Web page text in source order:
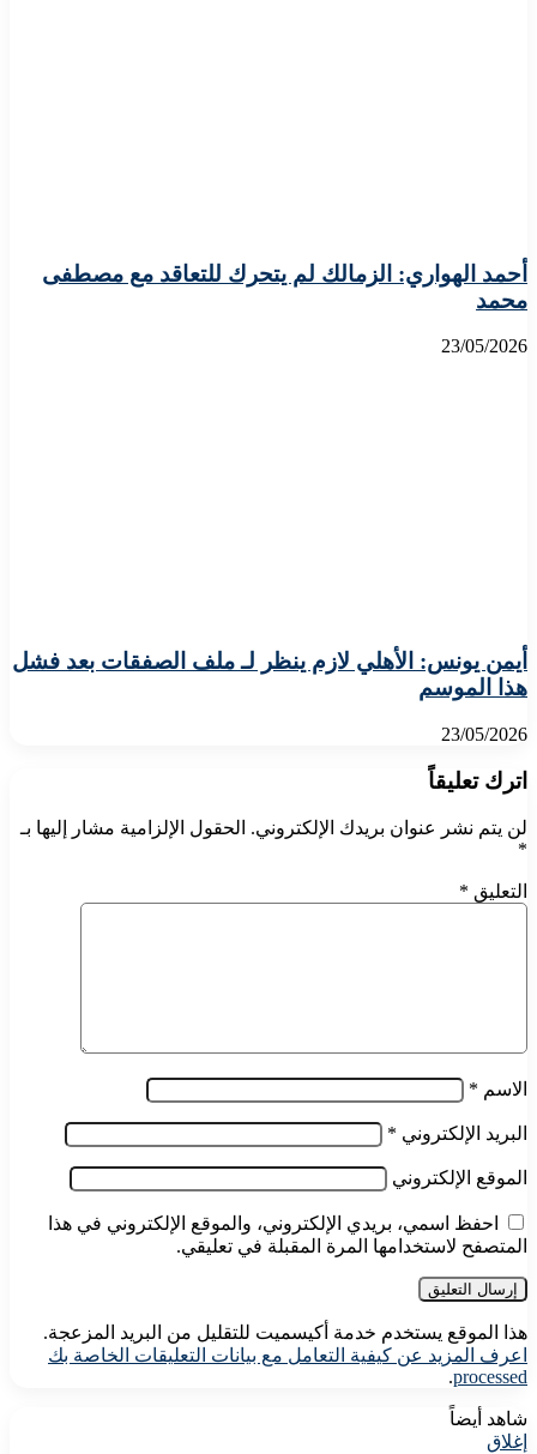
أحمد الهواري: الزمالك لم يتحرك للتعاقد مع مصطفى
محمد
23/05/2026
أيمن يونس: الأهلي لازم ينظر لـ ملف الصفقات بعد فشل
هذا الموسم
23/05/2026
اترك تعليقاً
لن يتم نشر عنوان بريدك الإلكتروني. الحقول الإلزامية مشار إليها بـ
*
التعليق *
الاسم *
البريد الإلكتروني *
الموقع الإلكتروني
احفظ اسمي، بريدي الإلكتروني، والموقع الإلكتروني في هذا
المتصفح لاستخدامها المرة المقبلة في تعليقي.
هذا الموقع يستخدم خدمة أكيسميت للتقليل من البريد المزعجة.
اعرف المزيد عن كيفية التعامل مع بيانات التعليقات الخاصة بك
processed
.
شاهد أيضاً
إغلاق